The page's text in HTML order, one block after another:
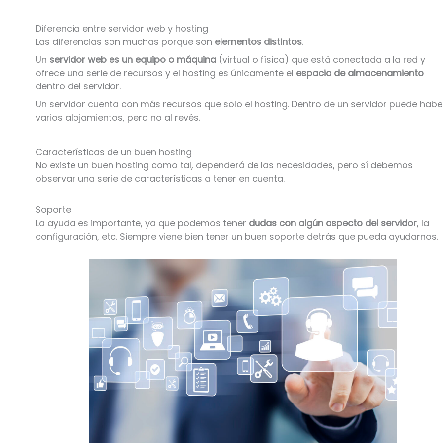
Diferencia entre servidor web y hosting
Las diferencias son muchas porque son elementos distintos.
Un servidor web es un equipo o máquina (virtual o física) que está conectada a la red y
ofrece una serie de recursos y el hosting es únicamente el espacio de almacenamiento
dentro del servidor.
Un servidor cuenta con más recursos que solo el hosting. Dentro de un servidor puede
varios alojamientos, pero no al revés.
Características de un buen hosting
No existe un buen hosting como tal, dependerá de las necesidades, pero sí debemos
observar una serie de características a tener en cuenta.
Soporte
La ayuda es importante, ya que podemos tener dudas con algún aspecto del servidor, la
configuración, etc. Siempre viene bien tener un buen soporte detrás que pueda ayudarnos.